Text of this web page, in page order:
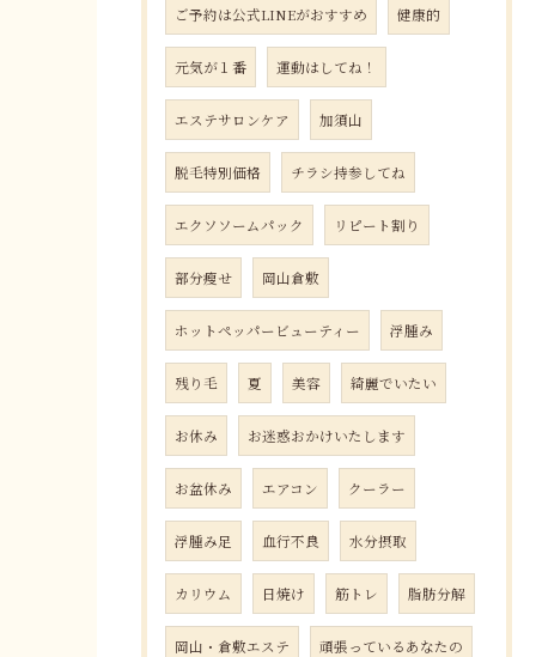
ご予約は公式LINEがおすすめ 健康的
元気が１番 運動はしてね！
エステサロンケア 加須山
脱毛特別価格 チラシ持参してね
エクソソームパック リピート割り
部分瘦せ 岡山倉敷
ホットペッパービューティー 浮腫み
残り毛 夏 美容 綺麗でいたい
お休み お迷惑おかけいたします
お盆休み エアコン クーラー
浮腫み足 血行不良 水分摂取
カリウム 日焼け 筋トレ 脂肪分解
岡山・倉敷エステ 頑張っているあなたの